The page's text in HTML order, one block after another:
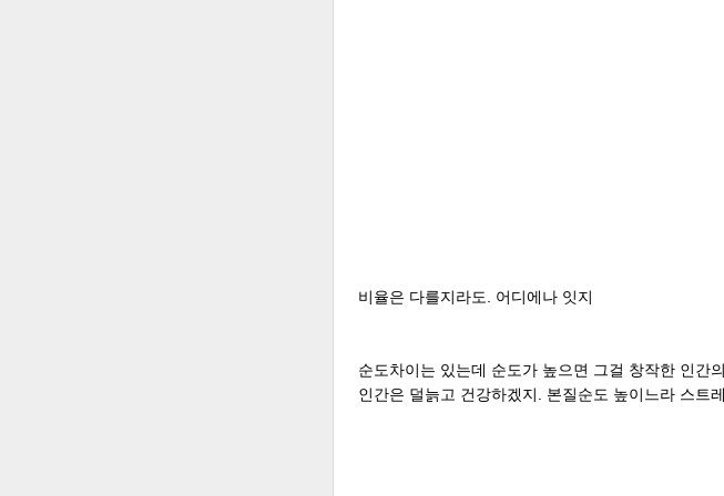
비율은 다를지라도. 어디에나 잇지
순도차이는 있는데 순도가 높으면 그걸 창작한 인간
인간은 덜늙고 건강하겠지. 본질순도 높이느라 스트